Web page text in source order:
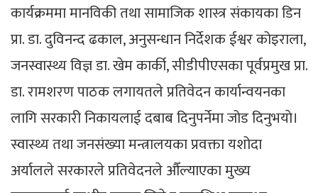
कार्यक्रममा मानविकी तथा सामाजिक शास्त्र संकायका डिन
प्रा. डा. दुविनन्द ढकाल, अनुसन्धान निर्देशक ईश्वर कोइराला,
जनस्वास्थ्य विज्ञ डा. खेम कार्की, सीडीपीएसका पूर्वप्रमुख प्रा.
डा. रामशरण पाठक लगायतले प्रतिवेदन कार्यान्वयनका
लागि सरकारी निकायलाई दबाब दिनुपर्नेमा जोड दिनुभयाे।
स्वास्थ्य तथा जनसंख्या मन्त्रालयका प्रवक्ता यशोदा
अर्यालले सरकारले प्रतिवेदनले औँल्याएका मुख्य